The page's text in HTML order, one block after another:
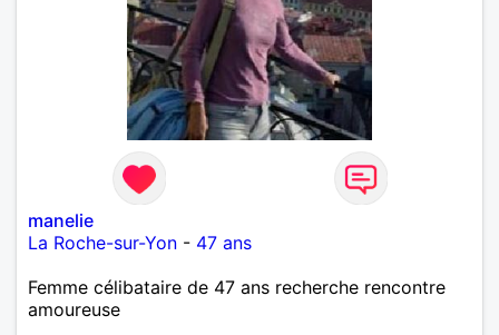
manelie
La Roche-sur-Yon - 47 ans
Femme célibataire de 47 ans recherche rencontre
amoureuse